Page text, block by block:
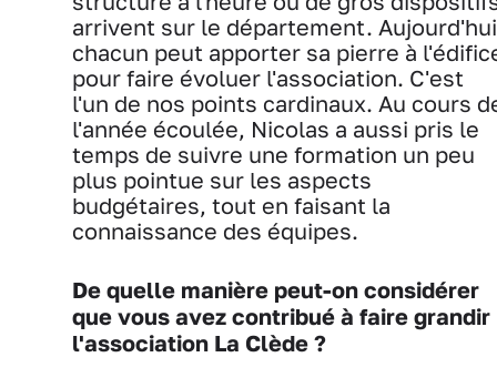
arrivent sur le département.
chacun peut apporter sa pierre à
pour faire évoluer l'association. C'est
l'un de nos points cardinaux. Au cours
l'année écoulée, Nicolas a aussi pris le
temps de suivre une formation un peu
plus pointue sur les aspects
budgétaires, tout en faisant la
connaissance des équipes.
De quelle manière peut-on considérer
que vous avez contribué à faire grandir
l'association La Clède ?